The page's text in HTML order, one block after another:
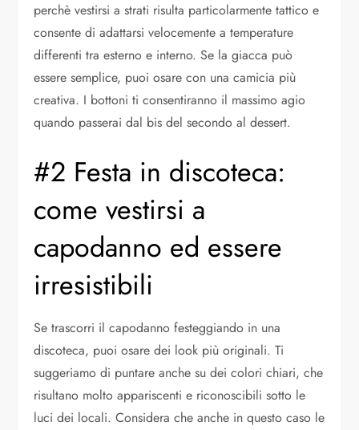
perchè vestirsi a strati risulta particolarmente tattico e
consente di adattarsi velocemente a temperature
differenti tra esterno e interno. Se la giacca può
essere semplice, puoi osare con una camicia più
creativa. I bottoni ti consentiranno il massimo agio
quando passerai dal bis del secondo al dessert.
#2 Festa in discoteca:
come vestirsi a
capodanno ed essere
irresistibili
Se trascorri il capodanno festeggiando in una
discoteca, puoi osare dei look più originali. Ti
suggeriamo di puntare anche su dei colori chiari, che
risultano molto appariscenti e riconoscibili sotto le
luci dei locali. Considera che anche in questo caso le